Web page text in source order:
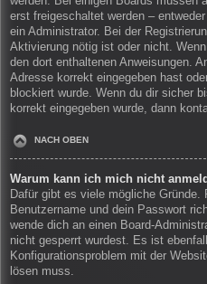
erst freigeschaltet werden –
ein Administrator. Bei der
Aktivierung nötig ist oder nicht.
den dort enthaltenen Anweisungen.
Adresse korrekt eingegeben hast
blockiert wurde. Wenn du dir sicher
korrekt eingegeben wurde, dann
NACH OBEN
Warum kann ich mich nicht
Dafür gibt es viele mögliche Gründe.
Benutzername und dein Passwort
wende dich an einen Board-
nicht gesperrt wurdest. Es ist
Konfigurationsproblem mit der
lösen muss.